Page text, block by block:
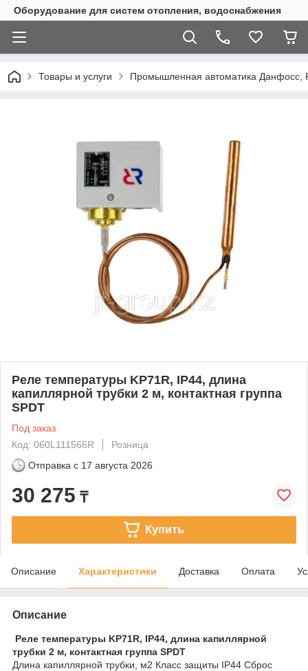
Оборудование для систем отопления, водоснабжения
Товары и услуги Промышленная автоматика Данфосс,
Реле температуры KP71R, IP44, длина
капиллярной трубки 2 м, контактная группа
SPDT
Под заказ
Код: 060L111566R
Розница
Отправка с 17 августа 2026
30 275 ₸
Купить
Описание Характеристики Доставка Оплата
Описание
Реле температуры KP71R, IP44, длина капиллярной
трубки 2 м, контактная группа SPDT
Длина капиллярной трубки, м2 Класс защиты IP44 Сброс